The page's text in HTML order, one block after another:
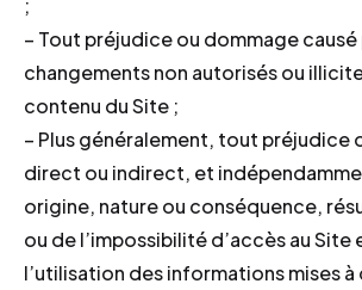
;
– Tout préjudice ou dommage causé
changements non autorisés ou
contenu du Site ;
– Plus généralement, tout préjudice
direct ou indirect, et
origine, nature ou conséquence,
ou de l’impossibilité d’accès au
l’utilisation des informations mises